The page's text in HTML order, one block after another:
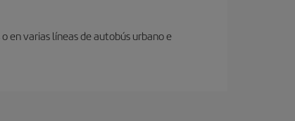
en varias líneas de autobús urbano e